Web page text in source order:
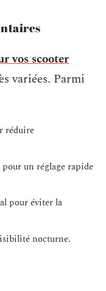
vos scooter
variées. Parmi
réduire
pour un réglage rapide
pour éviter la
nocturne.